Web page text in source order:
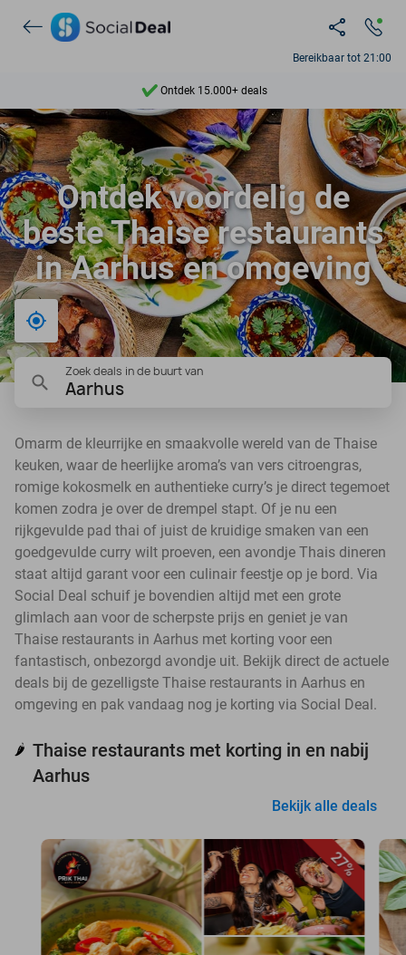
Bereikbaar tot 21:00
Ontdek 15.000+ deals
7 dagen per week beschikbaar
10+ miljoen leden
9,4
Ontdek 15.000+ deals
Ontdek voordelig de
beste Thaise restaurants
in Aarhus en omgeving
Bij mij in de buurt
Zoek deals in de buurt van
Aarhus
Omarm de kleurrijke en smaakvolle wereld van de Thaise
keuken, waar de heerlijke aroma’s van vers citroengras,
romige kokosmelk en authentieke curry’s je direct tegemoet
komen zodra je over de drempel stapt. Of je nu een
rijkgevulde pad thai of juist de kruidige smaken van een
goedgevulde curry wilt proeven, een avondje Thais dineren
staat altijd garant voor een culinair feestje op je bord. Via
Social Deal schuif je bovendien altijd met een grote
glimlach aan voor de scherpste prijs en geniet je van
Thaise restaurants in Aarhus met korting voor een
fantastisch, onbezorgd avondje uit. Bekijk direct de actuele
deals bij de gezelligste Thaise restaurants in Aarhus en
omgeving en pak vandaag nog je korting via Social Deal.
🌶️ Thaise restaurants met korting in en nabij
Aarhus
Bekijk alle deals
27%